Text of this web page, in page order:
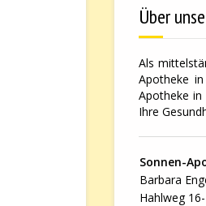
Über
Als
Apotheke
Apotheke in
Ihre
Sonnen-
Barbara
Hahlweg